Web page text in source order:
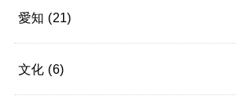
愛知 (21)
文化 (6)